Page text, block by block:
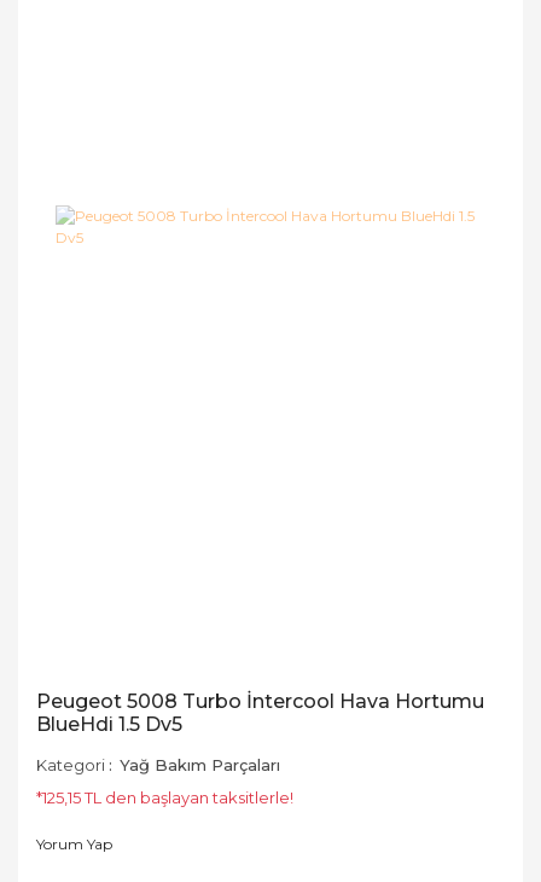
Peugeot 5008 Turbo İntercool Hava Hortumu
BlueHdi 1.5 Dv5
Kategori
Yağ Bakım Parçaları
*125,15 TL den başlayan taksitlerle!
Yorum Yap